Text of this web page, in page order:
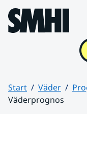
Hoppa till sidans
Start Väder
Väderprognos